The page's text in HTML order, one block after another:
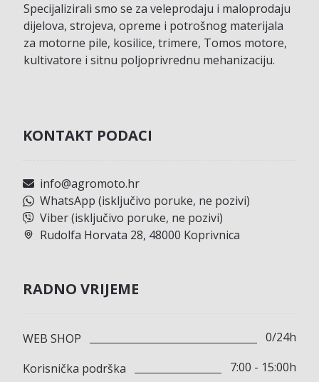
Specijalizirali smo se za veleprodaju i maloprodaju
dijelova, strojeva, opreme i potrošnog materijala
za motorne pile, kosilice, trimere, Tomos motore,
kultivatore i sitnu poljoprivrednu mehanizaciju.
KONTAKT PODACI
info@agromoto.hr
WhatsApp (isključivo poruke, ne pozivi)
Viber (isključivo poruke, ne pozivi)
Rudolfa Horvata 28, 48000 Koprivnica
RADNO VRIJEME
WEB SHOP
0/24h
Korisnička podrška
7:00 - 15:00h